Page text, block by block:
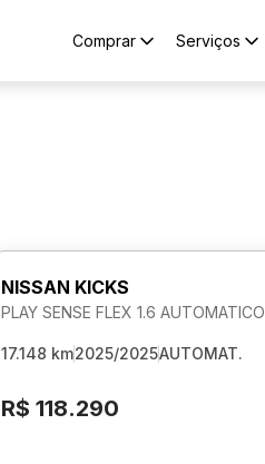
Comprar Serviços
NISSAN KICKS
PLAY SENSE FLEX 1.6 AUTOMATICO
17.148 km2025/2025AUTOMAT.
R$ 118.290